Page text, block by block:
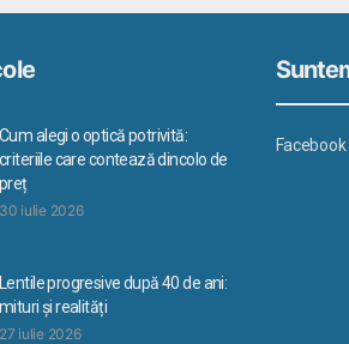
Cum alegi o optică potrivită:
criteriile care contează dincolo de
preț
30 iulie 2026
Lentile progresive după 40 de ani:
mituri și realități
27 iulie 2026
Facebook